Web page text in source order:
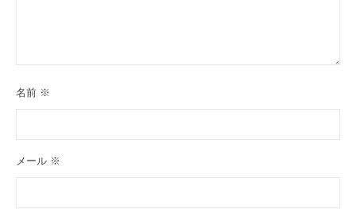
名前 ※
メール ※